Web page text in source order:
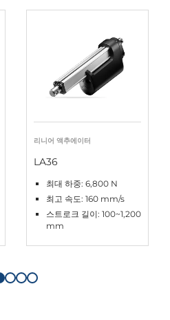
리니어 액추에이터
LA36
최대 하중: 6,800 N
최고 속도: 160 mm/s
스트로크 길이: 100~1,200
mm